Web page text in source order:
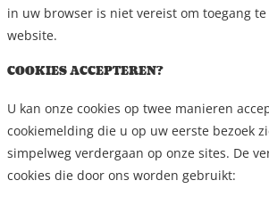
in uw browser is niet vereist om toegang
website.
COOKIES ACCEPTEREN?
U kan onze cookies op twee manieren
cookiemelding die u op uw eerste bezoek
simpelweg verdergaan op onze sites. De
cookies die door ons worden gebruikt: